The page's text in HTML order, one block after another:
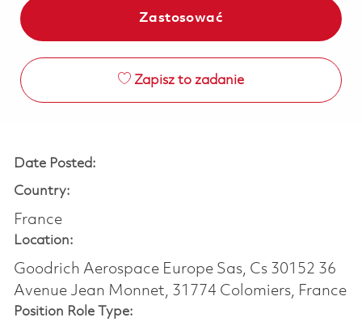
Zastosować
Zapisz to zadanie
Date Posted:
Country:
France
Location:
Goodrich Aerospace Europe Sas, Cs 30152 36
Avenue Jean Monnet, 31774 Colomiers, France
Position Role Type: